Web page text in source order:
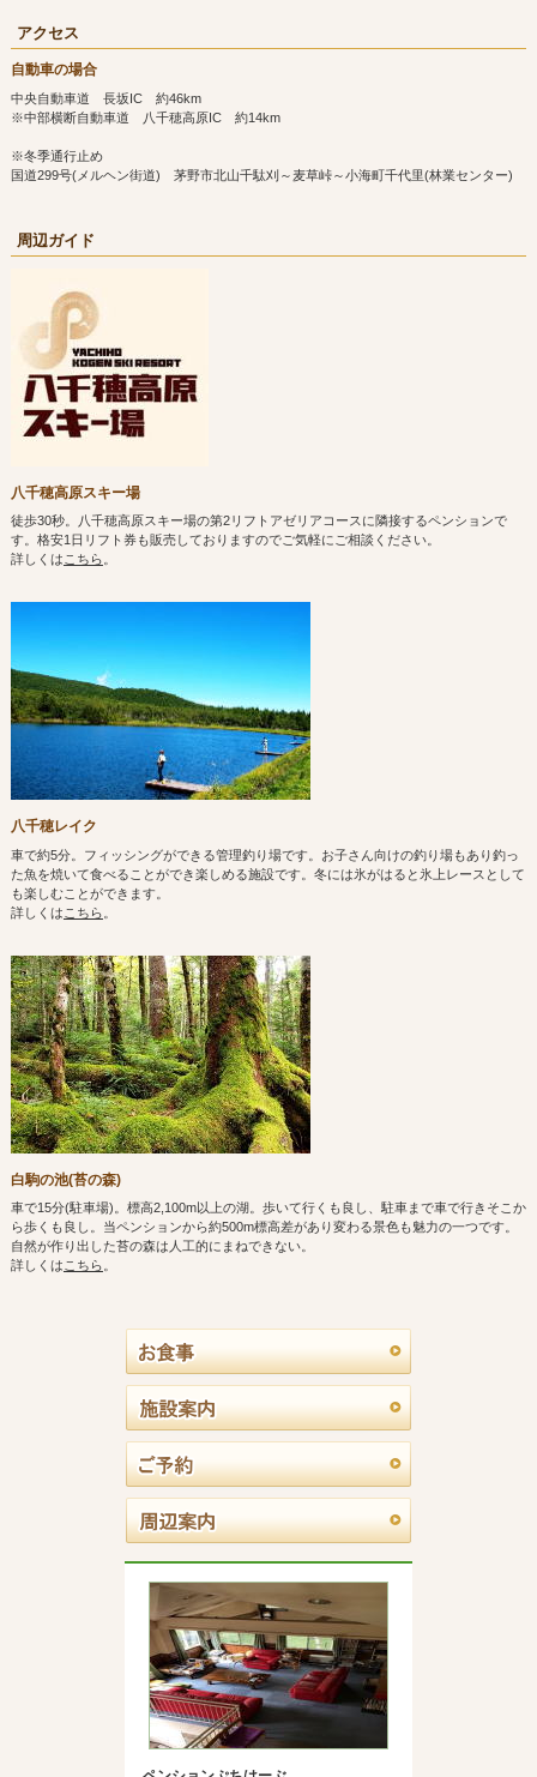
アクセス
自動車の場合
中央自動車道 長坂IC 約46km
※中部横断自動車道 八千穂高原IC 約14km
※冬季通行止め
国道299号(メルヘン街道) 茅野市北山千駄刈～麦草峠～小海町千代里(林業センター)
周辺ガイド
八千穂高原スキー場
徒歩30秒。八千穂高原スキー場の第2リフトアゼリアコースに隣接するペンションで
す。格安1日リフト券も販売しておりますのでご気軽にご相談ください。
詳しくは こちら
八千穂レイク
車で約5分。フィッシングができる管理釣り場です。お子さん向けの釣り場もあり釣っ
た魚を焼いて食べることができ楽しめる施設です。冬には氷がはると氷上レースとして
も楽しむことができます。
詳しくは こちら
白駒の池(苔の森)
車で15分(駐車場)。標高2,100m以上の湖。歩いて行くも良し、駐車まで車で行きそこか
ら歩くも良し。当ペンションから約500m標高差があり変わる景色も魅力の一つです。
自然が作り出した苔の森は人工的にまねできない。
詳しくは こちら